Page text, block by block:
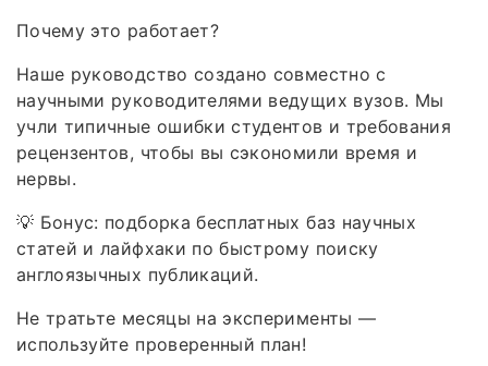
Почему это работает?
Наше руководство создано совместно с
научными руководителями ведущих вузов. Мы
учли типичные ошибки студентов и требования
рецензентов, чтобы вы сэкономили время и
нервы.
💡 Бонус: подборка бесплатных баз научных
статей и лайфхаки по быстрому поиску
англоязычных публикаций.
Не тратьте месяцы на эксперименты —
используйте проверенный план!